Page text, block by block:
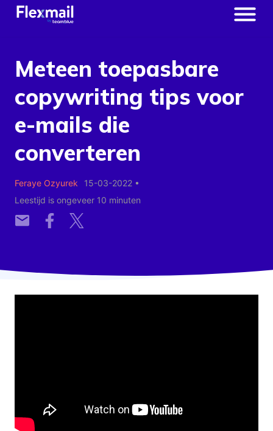
Meteen toepasbare
copywriting tips voor
e-mails die
converteren
Feraye Ozyurek 15-03-2022 •
Leestijd is ongeveer 10 minuten